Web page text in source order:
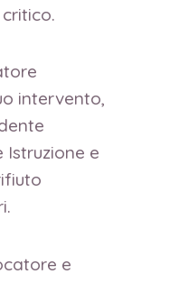
intervento,
Istruzione e
e